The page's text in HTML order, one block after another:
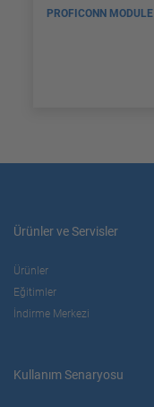
PROFICONN MODULE
Ürünler ve Servisler
Ürünler
Eğitimler
İndirme Merkezi
Kullanım Senaryosu